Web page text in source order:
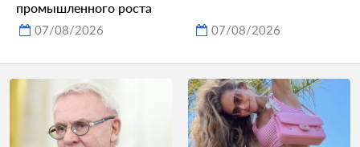
промышленного роста
07/08/2026 07/08/2026